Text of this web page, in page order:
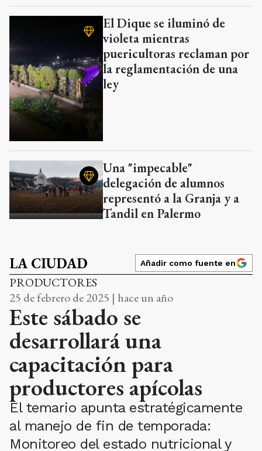
El Dique se iluminó de
violeta mientras
puericultoras reclaman por
la reglamentación de una
ley
Una "impecable"
delegación de alumnos
representó a la Granja y a
Tandil en Palermo
LA CIUDAD Añadir como fuente en
PRODUCTORES
25 de febrero de 2025 | hace un año
Este sábado se
desarrollará una
capacitación para
productores apícolas
El temario apunta estratégicamente
al manejo de fin de temporada:
Monitoreo del estado nutricional y